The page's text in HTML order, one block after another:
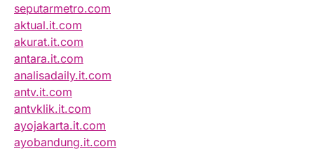
seputarmetro.com
aktual.it.com
akurat.it.com
antara.it.com
analisadaily.it.com
antv.it.com
antvklik.it.com
ayojakarta.it.com
ayobandung.it.com